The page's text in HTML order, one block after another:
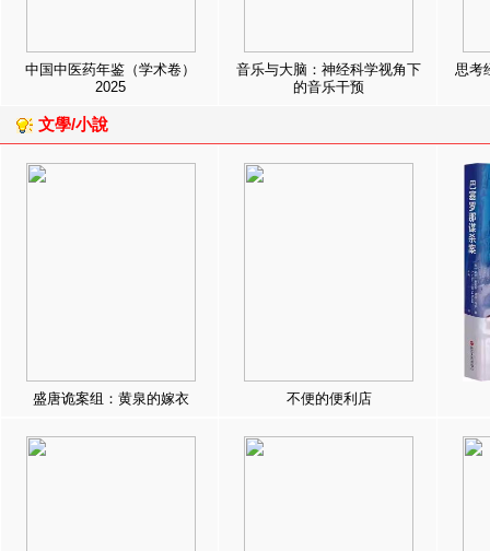
中国中医药年鉴（学术卷）
2025
音乐与大脑：神经科学视角下
的音乐干预
思考
文學/小說
盛唐诡案组：黄泉的嫁衣 不便的便利店